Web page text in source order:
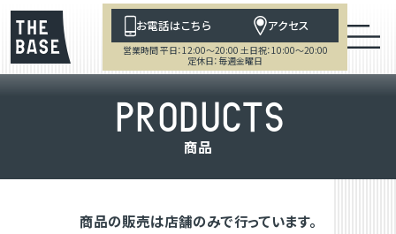
お電話はこちら アクセス
営業時間 平日：12:00～20:00 土日祝：10:00～20:00
定休日：毎週金曜日
PRODUCTS
商品
商品の販売は店舗のみで行っています。